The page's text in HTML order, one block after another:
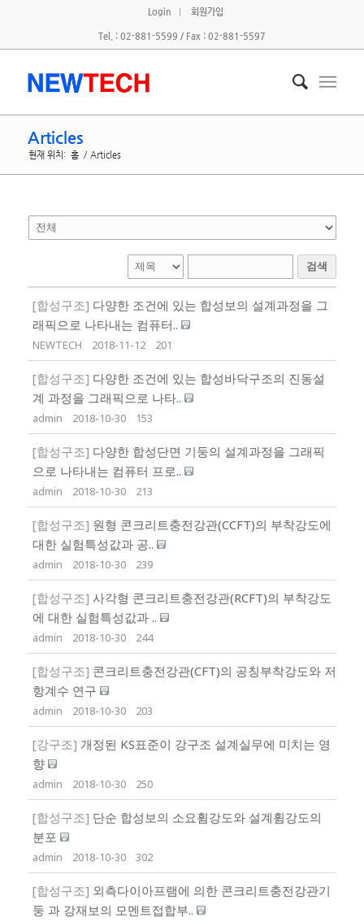
Login 회원가입
Tel. : 02-881-5599 / Fax : 02-881-5597
Articles
현재 위치: 홈 / Articles
검색
[합성구조] 다양한 조건에 있는 합성보의 설계과정을 그
래픽으로 나타내는 컴퓨터..
NEWTECH 2018-11-12 201
[합성구조] 다양한 조건에 있는 합성바닥구조의 진동설
계 과정을 그래픽으로 나타..
admin 2018-10-30 153
[합성구조] 다양한 합성단면 기둥의 설계과정을 그래픽
으로 나타내는 컴퓨터 프로..
admin 2018-10-30 213
[합성구조] 원형 콘크리트충전강관(CCFT)의 부착강도에
대한 실험특성값과 공..
admin 2018-10-30 239
[합성구조] 사각형 콘크리트충전강관(RCFT)의 부착강도
에 대한 실험특성값과 ..
admin 2018-10-30 244
[합성구조] 콘크리트충전강관(CFT)의 공칭부착강도와 저
항계수 연구
admin 2018-10-30 203
[강구조] 개정된 KS표준이 강구조 설계실무에 미치는 영
향
admin 2018-10-30 250
[합성구조] 단순 합성보의 소요휨강도와 설계휨강도의
분포
admin 2018-10-30 302
[합성구조] 외측다이아프램에 의한 콘크리트충전강관기
둥 과 강재보의 모멘트접합부..